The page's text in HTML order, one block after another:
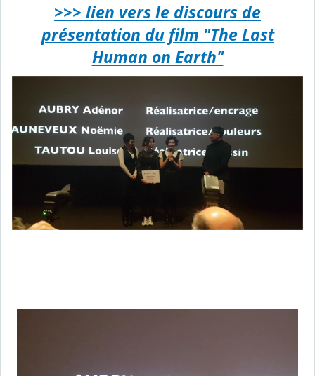
>>> lien vers le discours de
présentation du film "The Last
Human on Earth"